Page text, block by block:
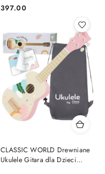
Cena:
397.00
CLASSIC WORLD Drewniane
Ukulele Gitara dla Dzieci